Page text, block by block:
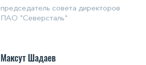
председатель совета директоров
ПАО "Северсталь"
Максут Шадаев